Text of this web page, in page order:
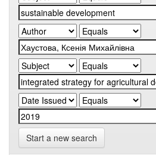
Start a new search